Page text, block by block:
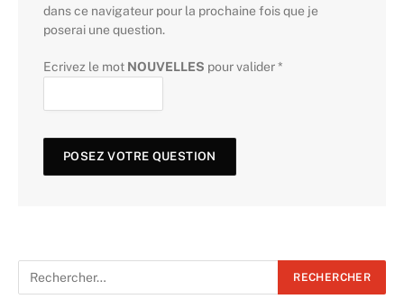
dans ce navigateur pour la prochaine fois que je
poserai une question.
Ecrivez le mot NOUVELLES pour valider*